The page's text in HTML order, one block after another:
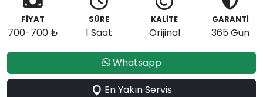
FİYAT
700-700 ₺
SÜRE
1 Saat
KALİTE
Orijinal
GARANTİ
365 Gün
Whatsapp
En Yakın Servis